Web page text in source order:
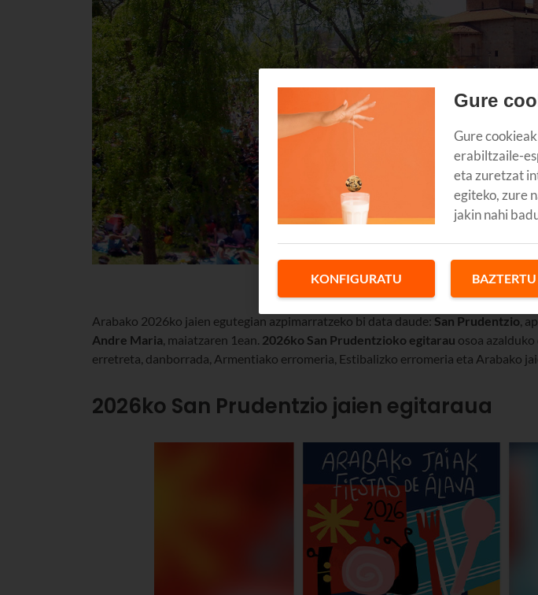
Arabako 2026ko jaien egutegian azpimarratzeko bi data daude: San Prudentzio,
Andre Maria, maiatzaren 1ean. 2026ko San Prudentzioko egitarau osoa
erretreta, danborrada, Armentiako erromeria, Estibalizko erromeria eta Arabako
2026ko San Prudentzio jaien egitaraua
Gure
Gure
erabiltzaile-
eta zuretzat
egiteko, zure
jakin nahi
KONFIGURATU BAZTERTU